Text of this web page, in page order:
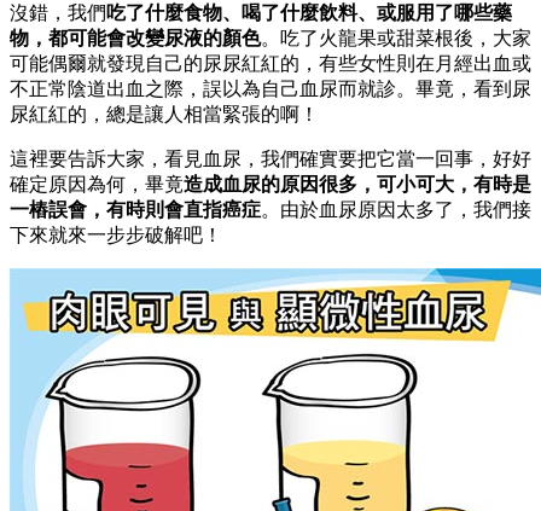
沒錯，我們吃了什麼食物、喝了什麼飲料、或服用了哪些藥
物，都可能會改變尿液的顏色。吃了火龍果或甜菜根後，大家
可能偶爾就發現自己的尿尿紅紅的，有些女性則在月經出血或
不正常陰道出血之際，誤以為自己血尿而就診。畢竟，看到尿
尿紅紅的，總是讓人相當緊張的啊！
這裡要告訴大家，看見血尿，我們確實要把它當一回事，好好
確定原因為何，畢竟造成血尿的原因很多，可小可大，有時是
一樁誤會，有時則會直指癌症。由於血尿原因太多了，我們接
下來就來一步步破解吧！